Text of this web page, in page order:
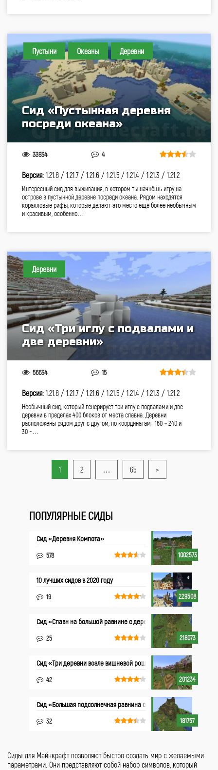
Пустыни Океаны Деревни
Сид «Пустынная деревня
посреди океана»
33934 4
Версия: 1.21.8 / 1.21.7 / 1.21.6 / 1.21.5 / 1.21.4 / 1.21.3 / 1.21.2
Интересный сид для выживания, в котором ты начнёшь игру на
острове в пустынной деревне посреди океана. Рядом находятся
коралловые рифы, которые делают это место ещё более необычным
и красивым, особенно…
Деревни
Сид «Три иглу с подвалами и
две деревни»
56634 15
Версия: 1.21.8 / 1.21.7 / 1.21.6 / 1.21.5 / 1.21.4 / 1.21.3 / 1.21.2
Необычный сид, который генерирует три иглу с подвалами и две
деревни в пределах 400 блоков от места спавна. Деревни
расположены рядом друг с другом, по координатам -160 ~ 240 и
30 ~…
1 2 … 65 >
ПОПУЛЯРНЫЕ СИДЫ
1002573
Сид «Деревня Компота»
578
229508
10 лучших сидов в 2020 году
19
218073
Сид «Спавн на большой равнине с деревней»
25
201234
Сид «Три деревни возле вишневой рощи»
42
181757
Сид «Большая подсолнечная равнина с деревней»
32
Сиды для Майнкрафт позволяют быстро создать мир с желаемыми
параметрами. Они представляют собой набор символов, который